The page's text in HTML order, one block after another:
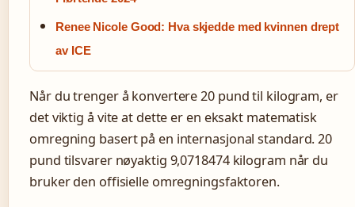
Renee Nicole Good: Hva skjedde med kvinnen drept
av ICE
Når du trenger å konvertere 20 pund til kilogram, er
det viktig å vite at dette er en eksakt matematisk
omregning basert på en internasjonal standard. 20
pund tilsvarer nøyaktig 9,0718474 kilogram når du
bruker den offisielle omregningsfaktoren.